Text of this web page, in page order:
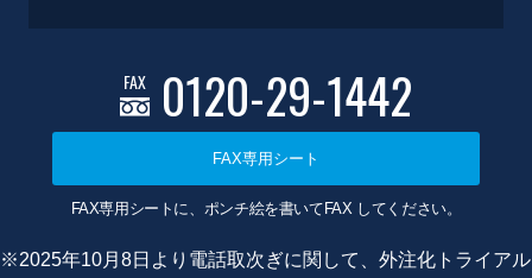
FAX 0120-29-1442
FAX専用シート
FAX専用シートに、ポンチ絵を書いてFAX してください。
※2025年10月8日より電話取次ぎに関して、外注化トライアル